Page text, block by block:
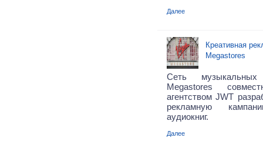
Далее
Креативная
Megastores
Cеть
Megastores
агентством JWT
рекламную
аудиокниг.
Далее